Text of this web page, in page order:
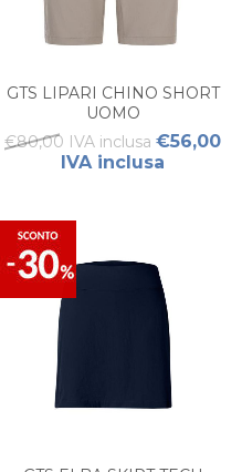
GTS LIPARI CHINO SHORT
UOMO
€80,00 IVA inclusa €56,00
IVA inclusa